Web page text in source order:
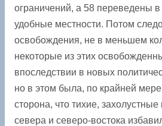
ограничений, а 58 переведены
удобные местности. Потом
освобождения, не в ­меньшем
некоторые из этих
впоследствии в новых
но в этом была, по крайней
сторона, что тихие,
севера и северо-востока